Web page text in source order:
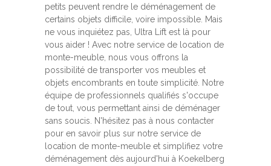
petits peuvent rendre le déménagement de
certains objets difficile, voire impossible. Mais
ne vous inquiétez pas, Ultra Lift est là pour
vous aider ! Avec notre service de location de
monte-meuble, nous vous offrons la
possibilité de transporter vos meubles et
objets encombrants en toute simplicité. Notre
équipe de professionnels qualifiés s'occupe
de tout, vous permettant ainsi de déménager
sans soucis. N'hésitez pas à nous contacter
pour en savoir plus sur notre service de
location de monte-meuble et simplifiez votre
déménagement dès aujourd'hui à Koekelberg